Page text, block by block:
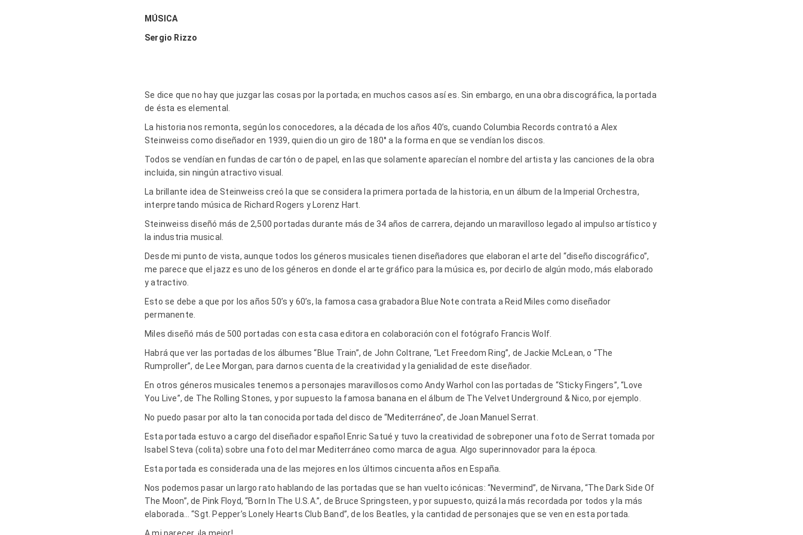
MÚSICA
Sergio Rizzo
Se dice que no hay que juzgar las cosas por la portada; en muchos casos así es. Sin embargo, en una obra discográfica, la portada
de ésta es elemental.
La historia nos remonta, según los conocedores, a la década de los años 40’s, cuando Columbia Records contrató a Alex
Steinweiss como diseñador en 1939, quien dio un giro de 180° a la forma en que se vendían los discos.
Todos se vendían en fundas de cartón o de papel, en las que solamente aparecían el nombre del artista y las canciones de la obra
incluida, sin ningún atractivo visual.
La brillante idea de Steinweiss creó la que se considera la primera portada de la historia, en un álbum de la Imperial Orchestra,
interpretando música de Richard Rogers y Lorenz Hart.
Steinweiss diseñó más de 2,500 portadas durante más de 34 años de carrera, dejando un maravilloso legado al impulso artístico y
la industria musical.
Desde mi punto de vista, aunque todos los géneros musicales tienen diseñadores que elaboran el arte del “diseño discográfico”,
me parece que el jazz es uno de los géneros en donde el arte gráfico para la música es, por decirlo de algún modo, más elaborado
y atractivo.
Esto se debe a que por los años 50’s y 60’s, la famosa casa grabadora Blue Note contrata a Reid Miles como diseñador
permanente.
Miles diseñó más de 500 portadas con esta casa editora en colaboración con el fotógrafo Francis Wolf.
Habrá que ver las portadas de los álbumes “Blue Train”, de John Coltrane, “Let Freedom Ring”, de Jackie McLean, o “The
Rumproller”, de Lee Morgan, para darnos cuenta de la creatividad y la genialidad de este diseñador.
En otros géneros musicales tenemos a personajes maravillosos como Andy Warhol con las portadas de “Sticky Fingers”, “Love
You Live”, de The Rolling Stones, y por supuesto la famosa banana en el álbum de The Velvet Underground & Nico, por ejemplo.
No puedo pasar por alto la tan conocida portada del disco de “Mediterráneo”, de Joan Manuel Serrat.
Esta portada estuvo a cargo del diseñador español Enric Satué y tuvo la creatividad de sobreponer una foto de Serrat tomada por
Isabel Steva (colita) sobre una foto del mar Mediterráneo como marca de agua. Algo superinnovador para la época.
Esta portada es considerada una de las mejores en los últimos cincuenta años en España.
Nos podemos pasar un largo rato hablando de las portadas que se han vuelto icónicas: “Nevermind”, de Nirvana, “The Dark Side Of
The Moon”, de Pink Floyd, “Born In The U.S.A.”, de Bruce Springsteen, y por supuesto, quizá la más recordada por todos y la más
elaborada… “Sgt. Pepper’s Lonely Hearts Club Band”, de los Beatles, y la cantidad de personajes que se ven en esta portada.